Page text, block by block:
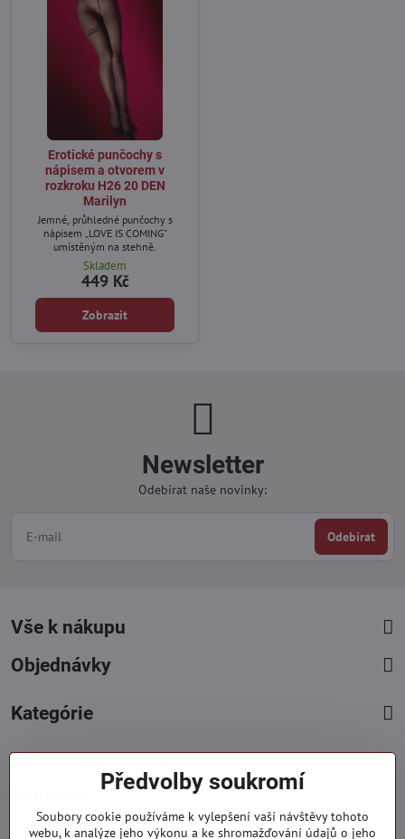
Erotické punčochy s
nápisem a otvorem v
rozkroku H26 20 DEN
Marilyn
Jemné, průhledné punčochy s
nápisem „LOVE IS COMING"
umístěným na stehně.
Skladem
449 Kč
Zobrazit
Newsletter
Odebírat naše novinky:
Odebírat
Vše k nákupu
Objednávky
Kategórie
+421 919 060 751
Předvolby soukromí
Soubory cookie používáme k vylepšení vaší návštěvy tohoto
webu, k analýze jeho výkonu a ke shromažďování údajů o jeho